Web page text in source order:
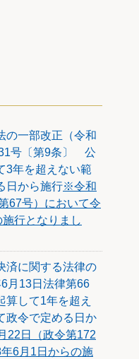
の一部改正（令和
号〔第9条〕 公
3年を超えない範
日から施行※令和
67号）において令
行となりまし
済に関する法律の
月13日法律第66
して1年を超え
政令で定める日か
22日（政令第172
6月1日からの施